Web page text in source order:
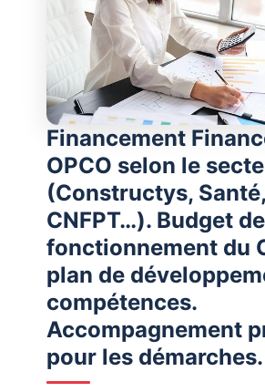
Financement
OPCO selon le
(Constructys, Santé,
CNFPT…). Budget de
fonctionnement du
plan de
compétences.
Accompagnement
pour les démarches.